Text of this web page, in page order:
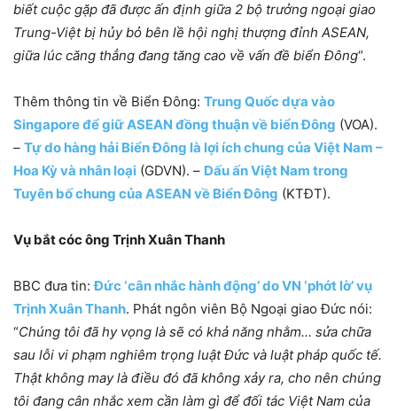
biết cuộc gặp đã được ấn định giữa 2 bộ trưởng ngoại giao
Trung-Việt bị hủy bỏ bên lề hội nghị thượng đỉnh ASEAN,
giữa lúc căng thẳng đang tăng cao về vấn đề biển Đông“.
Thêm thông tin về Biển Đông: Trung Quốc dựa vào
Singapore để giữ ASEAN đồng thuận về biển Đông (VOA).
– Tự do hàng hải Biển Đông là lợi ích chung của Việt Nam –
Hoa Kỳ và nhân loại (GDVN). – Dấu ấn Việt Nam trong
Tuyên bố chung của ASEAN về Biển Đông (KTĐT).
Vụ bắt cóc ông Trịnh Xuân Thanh
BBC đưa tin:Đức ‘cân nhắc hành động’ do VN ‘phớt lờ’ vụ
Trịnh Xuân Thanh. Phát ngôn viên Bộ Ngoại giao Đức nói:
“Chúng tôi đã hy vọng là sẽ có khả năng nhằm… sửa chữa
sau lỗi vi phạm nghiêm trọng luật Đức và luật pháp quốc tế.
Thật không may là điều đó đã không xảy ra, cho nên chúng
tôi đang cân nhắc xem cần làm gì để đối tác Việt Nam của